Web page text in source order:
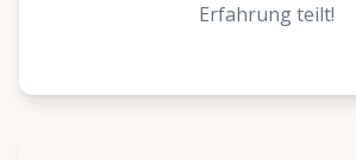
Erfahrung teilt!